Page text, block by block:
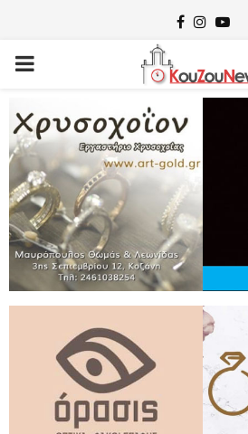
Facebook
PRIMARY
MENU